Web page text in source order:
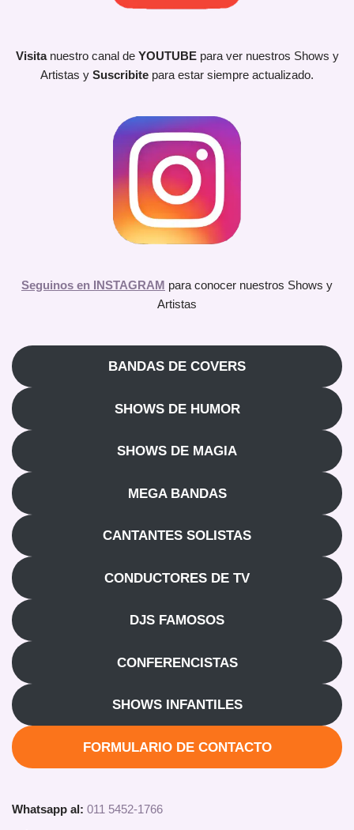
Visita nuestro canal de YOUTUBEpara ver nuestros Shows y
Artistas y Suscribite para estar siempre actualizado.
Seguinos en INSTAGRAM para conocer nuestros Shows y
Artistas
BANDAS DE COVERS
SHOWS DE HUMOR
SHOWS DE MAGIA
MEGA BANDAS
CANTANTES SOLISTAS
CONDUCTORES DE TV
DJS FAMOSOS
CONFERENCISTAS
SHOWS INFANTILES
FORMULARIO DE CONTACTO
Whatsapp al: 011 5452-1766